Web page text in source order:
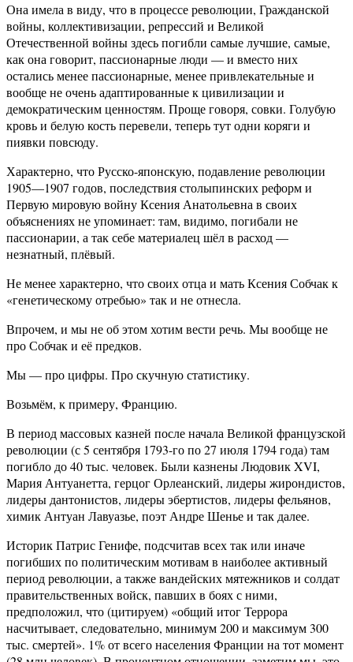
Она имела в виду, что в процессе революции, Гражданской
войны, коллективизации, репрессий и Великой
Отечественной войны здесь погибли самые лучшие, самые,
как она говорит, пассионарные люди — и вместо них
остались менее пассионарные, менее привлекательные и
вообще не очень адаптированные к цивилизации и
демократическим ценностям. Проще говоря, совки. Голубую
кровь и белую кость перевели, теперь тут одни коряги и
пиявки повсюду.
Характерно, что Русско-японскую, подавление революции
1905—1907 годов, последствия столыпинских реформ и
Первую мировую войну Ксения Анатольевна в своих
объяснениях не упоминает: там, видимо, погибали не
пассионарии, а так себе материалец шёл в расход —
незнатный, плёвый.
Не менее характерно, что своих отца и мать Ксения Собчак к
«генетическому отребью» так и не отнесла.
Впрочем, и мы не об этом хотим вести речь. Мы вообще не
про Собчак и её предков.
Мы — про цифры. Про скучную статистику.
Возьмём, к примеру, Францию.
В период массовых казней после начала Великой французской
революции (с 5 сентября 1793-го по 27 июля 1794 года) там
погибло до 40 тыс. человек. Были казнены Людовик XVI,
Мария Антуанетта, герцог Орлеанский, лидеры жирондистов,
лидеры дантонистов, лидеры эбертистов, лидеры фельянов,
химик Антуан Лавуазье, поэт Андре Шенье и так далее.
Историк Патрис Генифе, подсчитав всех так или иначе
погибших по политическим мотивам в наиболее активный
период революции, а также вандейских мятежников и солдат
правительственных войск, павших в боях с ними,
предположил, что (цитируем) «общий итог Террора
насчитывает, следовательно, минимум 200 и максимум 300
тыс. смертей». 1% от всего населения Франции на тот момент